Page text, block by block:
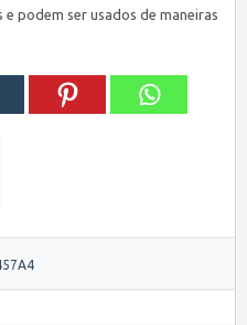
podem ser usados de maneiras